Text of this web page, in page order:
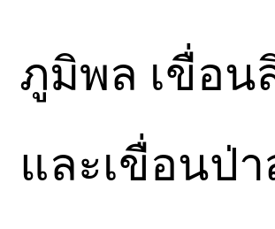
ภูมิพล เขื่อน
และเขื่อนป่